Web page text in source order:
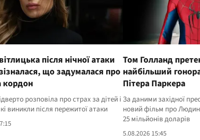
після нічної атаки
що задумалася про
кордон
розповіла про страх за дітей і
виникли після пережитої атаки
Том Голланд
найбільший
Пітера Паркера
За даними західної
новий фільм про
25 мільйонів доларів
5.08.2026 15:45